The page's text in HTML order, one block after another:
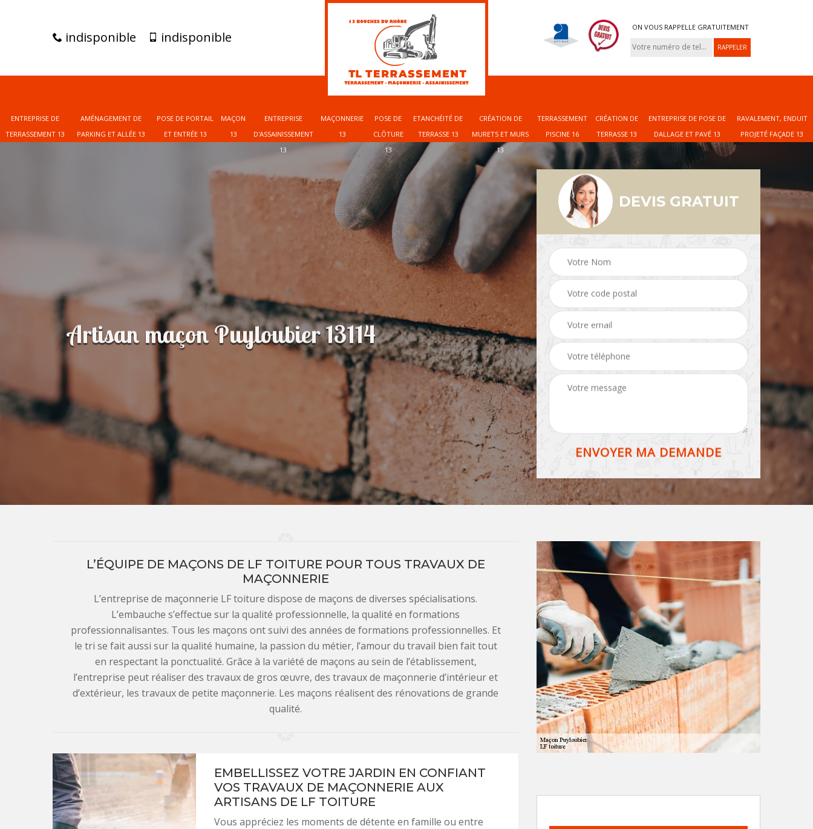
indisponible indisponible
ON VOUS RAPPELLE GRATUITEMENT
ENTREPRISE DE
TERRASSEMENT 13
AMÉNAGEMENT DE
PARKING ET ALLÉE 13
POSE DE PORTAIL
ET ENTRÉE 13
MAÇON
13
ENTREPRISE
D'ASSAINISSEMENT
13
MAÇONNERIE
13
POSE DE
CLÔTURE
13
ETANCHÉITÉ DE
TERRASSE 13
CRÉATION DE
MURETS ET MURS
13
TERRASSEMENT
PISCINE 16
CRÉATION DE
TERRASSE 13
ENTREPRISE DE POSE DE
DALLAGE ET PAVÉ 13
RAVALEMENT, ENDUIT
PROJETÉ FAÇADE 13
Artisan maçon Puyloubier 13114
DEVIS GRATUIT
L’ÉQUIPE DE MAÇONS DE LF TOITURE POUR TOUS TRAVAUX DE
MAÇONNERIE
L’entreprise de maçonnerie LF toiture dispose de maçons de diverses spécialisations.
L’embauche s’effectue sur la qualité professionnelle, la qualité en formations
professionnalisantes. Tous les maçons ont suivi des années de formations professionnelles. Et
le tri se fait aussi sur la qualité humaine, la passion du métier, l’amour du travail bien fait tout
en respectant la ponctualité. Grâce à la variété de maçons au sein de l’établissement,
l’entreprise peut réaliser des travaux de gros œuvre, des travaux de maçonnerie d’intérieur et
d’extérieur, les travaux de petite maçonnerie. Les maçons réalisent des rénovations de grande
qualité.
EMBELLISSEZ VOTRE JARDIN EN CONFIANT
VOS TRAVAUX DE MAÇONNERIE AUX
ARTISANS DE LF TOITURE
Vous appréciez les moments de détente en famille ou entre